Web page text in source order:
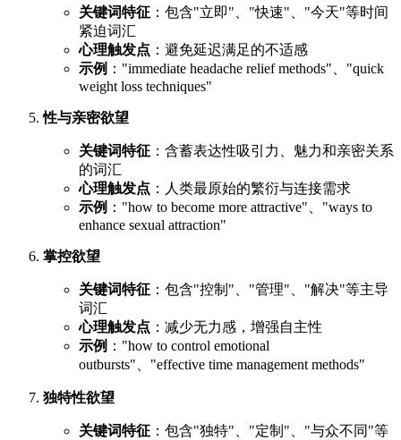
关键词特征 ：包含"立即"、"快速"、"今天"等时间
紧迫词汇
心理触发点 ：避免延迟满足的不适感
示例 ："immediate headache relief methods"、"quick
weight loss techniques"
性与亲密欲望
关键词特征 ：含蓄表达性吸引力、魅力和亲密关系
的词汇
心理触发点 ：人类最原始的繁衍与连接需求
示例 ："how to become more attractive"、"ways to
enhance sexual attraction"
掌控欲望
关键词特征 ：包含"控制"、"管理"、"解决"等主导
词汇
心理触发点 ：减少无力感，增强自主性
示例 ："how to control emotional
outbursts"、"effective time management methods"
独特性欲望
关键词特征 ：包含"独特"、"定制"、"与众不同"等